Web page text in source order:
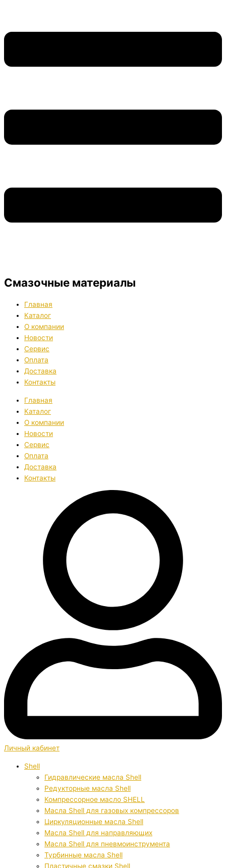
Смазочные материалы
Главная
Каталог
О компании
Новости
Сервис
Оплата
Доставка
Контакты
Главная
Каталог
О компании
Новости
Сервис
Оплата
Доставка
Контакты
Личный кабинет
Shell
Гидравлические масла Shell
Редукторные масла Shell
Компрессорное масло SHELL
Масла Shell для газовых компрессоров
Циркуляционные масла Shell
Масла Shell для направляющих
Масла Shell для пневмоинструмента
Турбинные масла Shell
Пластичные смазки Shell